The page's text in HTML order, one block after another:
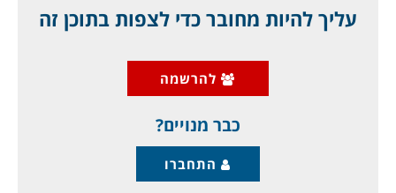
"הנס הכלכלי" של אירופה הוא כינוי מקובל
לצמיחה הכלכלית חסרת התקדים שחוו מדינות
מערב אירופה, ובמיוחד גרמניה המערבית, איטליה,
עליך להיות מחובר כדי לצפות בתוכן זה
להרשמה
כבר מנויים?
התחברו